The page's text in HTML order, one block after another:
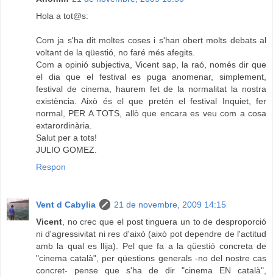
Hola a tot@s:
Com ja s'ha dit moltes coses i s'han obert molts debats al
voltant de la qüestió, no faré més afegits.
Com a opinió subjectiva, Vicent sap, la raó, només dir que
el dia que el festival es puga anomenar, simplement,
festival de cinema, haurem fet de la normalitat la nostra
existència. Això és el que pretén el festival Inquiet, fer
normal, PER A TOTS, allò que encara es veu com a cosa
extarordinària.
Salut per a tots!
JULIO GOMEZ.
Respon
Vent d Cabylia
21 de novembre, 2009 14:15
Vicent, no crec que el post tinguera un to de desproporció
ni d'agressivitat ni res d'això (això pot dependre de l'actitud
amb la qual es llija). Pel que fa a la qüestió concreta de
"cinema català", per qüestions generals -no del nostre cas
concret- pense que s'ha de dir "cinema EN català",